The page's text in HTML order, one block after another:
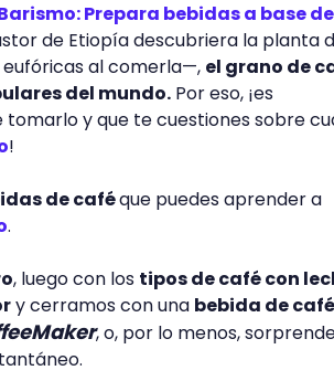
Prepara bebidas a base
de Etiopía descubriera la planta
al comerla—, el grano de
del mundo. Por eso, ¡es
y que te cuestiones sobre
!
de caféque puedes aprender a
.
, luego con los tipos de café con
y cerramos con una bebida de
, o, por lo menos,